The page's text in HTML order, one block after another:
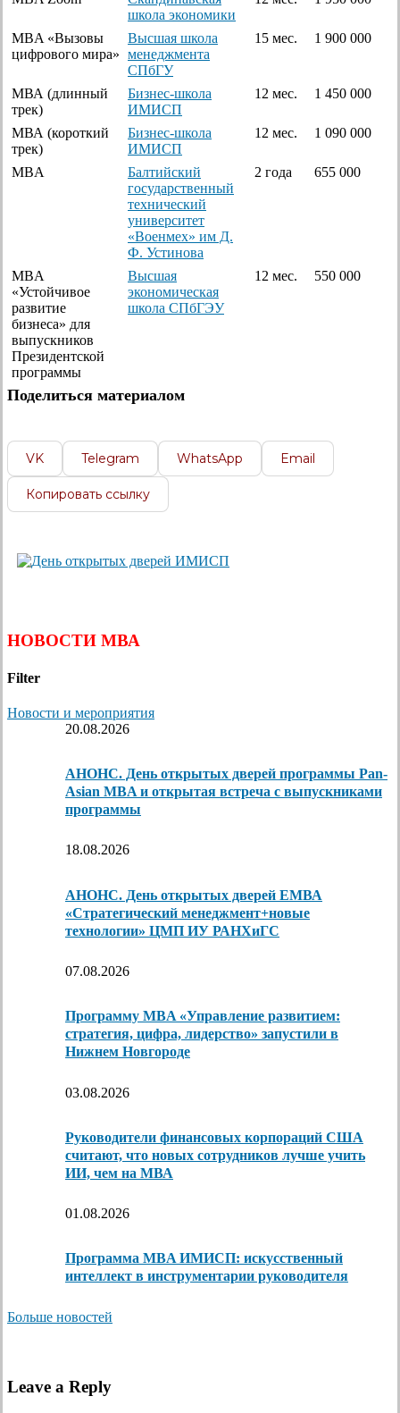
школа экономики
MBA «Вызовы
цифрового мира»
Высшая школа
менеджмента
СПбГУ
15 мес. 1 900 000
МВА (длинный
трек)
Бизнес-школа
ИМИСП
12 мес. 1 450 000
МВА (короткий
трек)
Бизнес-школа
ИМИСП
12 мес. 1 090 000
MBA
Балтийский
государственный
технический
университет
«Военмех» им Д.
Ф. Устинова
2 года 655 000
MBA
«Устойчивое
развитие
бизнеса» для
выпускников
Президентской
программы
Высшая
экономическая
школа СПбГЭУ
12 мес. 550 000
Поделиться материалом
VK Telegram WhatsApp Email
Копировать ссылку
НОВОСТИ МВА
Filter
Новости и мероприятия
20.08.2026
АНОНС. День открытых дверей программы Pan-
Asian MBA и открытая встреча с выпускниками
программы
18.08.2026
АНОНС. День открытых дверей ЕМВА
«Стратегический менеджмент+новые
технологии» ЦМП ИУ РАНХиГС
07.08.2026
Программу MBA «Управление развитием:
стратегия, цифра, лидерство» запустили в
Нижнем Новгороде
03.08.2026
Руководители финансовых корпораций США
считают, что новых сотрудников лучше учить
ИИ, чем на МВА
01.08.2026
Программа MBA ИМИСП: искусственный
интеллект в инструментарии руководителя
Больше новостей
Leave a Reply